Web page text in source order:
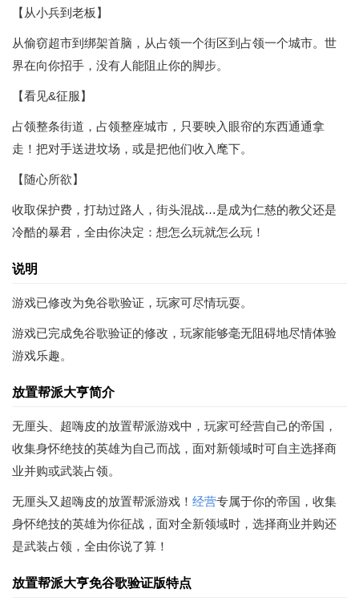
【从小兵到老板】
从偷窃超市到绑架首脑，从占领一个街区到占领一个城市。世
界在向你招手，没有人能阻止你的脚步。
【看见&征服】
占领整条街道，占领整座城市，只要映入眼帘的东西通通拿
走！把对手送进坟场，或是把他们收入麾下。
【随心所欲】
收取保护费，打劫过路人，街头混战…是成为仁慈的教父还是
冷酷的暴君，全由你决定：想怎么玩就怎么玩！
说明
游戏已修改为免谷歌验证，玩家可尽情玩耍。
游戏已完成免谷歌验证的修改，玩家能够毫无阻碍地尽情体验
游戏乐趣。
放置帮派大亨简介
无厘头、超嗨皮的放置帮派游戏中，玩家可经营自己的帝国，
收集身怀绝技的英雄为自己而战，面对新领域时可自主选择商
业并购或武装占领。
无厘头又超嗨皮的放置帮派游戏！ 经营专属于你的帝国，收集
身怀绝技的英雄为你征战，面对全新领域时，选择商业并购还
是武装占领，全由你说了算！
放置帮派大亨免谷歌验证版特点